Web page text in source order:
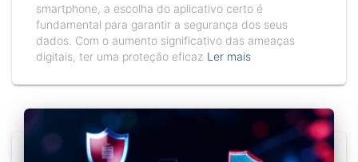
smartphone, a escolha do aplicativo certo é
fundamental para garantir a segurança dos seus
dados. Com o aumento significativo das ameaças
digitais, ter uma proteção eficaz Ler mais